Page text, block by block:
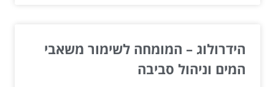
הידרולוג – המומחה לשימור משאבי
המים וניהול סביבה